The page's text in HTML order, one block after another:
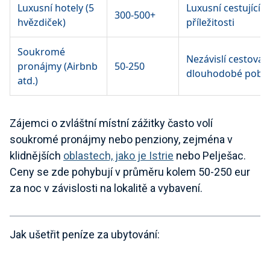
Luxusní hotely (5
hvězdiček)
300-500+
Luxusní cestující,
příležitosti
Soukromé
pronájmy (Airbnb
atd.)
50-250
Nezávislí
dlouhodobé
Zájemci o zvláštní místní zážitky často volí
soukromé pronájmy nebo penziony, zejména v
klidnějších oblastech, jako je Istrie nebo Pelješac.
Ceny se zde pohybují v průměru kolem 50-250 eur
za noc v závislosti na lokalitě a vybavení.
Jak ušetřit peníze za ubytování: